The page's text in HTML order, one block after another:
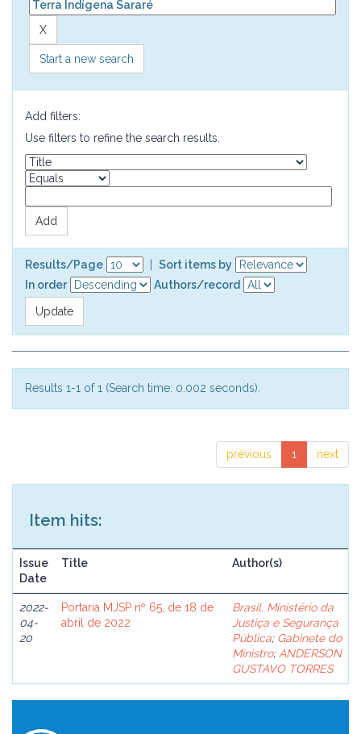
Start a new search
Add filters:
Use filters to refine the search results.
Results/Page
Sort items by
In order
Authors/record
Results 1-1 of 1 (Search time: 0.002 seconds).
previous 1 next
Item hits:
Issue
Date
Title Author(s)
2022-
04-
20
Portaria MJSP nº 65, de 18 de
abril de 2022
Brasil. Ministério da
Justiça e Segurança
Pública; Gabinete do
Ministro; ANDERSON
GUSTAVO TORRES